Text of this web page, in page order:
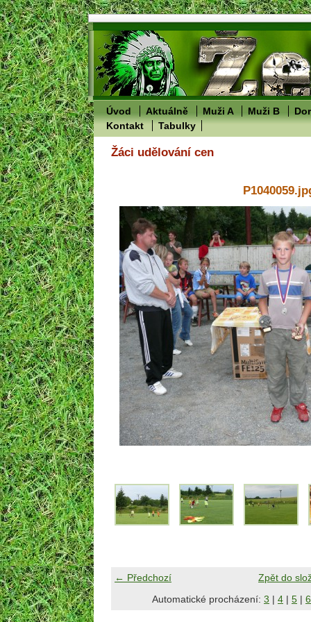
Úvod Aktuálně Muži A Muži B
Kontakt
Tabulky
Žáci udělování cen
← Předchozí
Zpět do
Automatické procházení: 3 | 4 | 5 | 6